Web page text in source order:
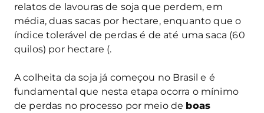
relatos de lavouras de soja que perdem, em
média, duas sacas por hectare, enquanto que o
índice tolerável de perdas é de até uma saca (60
quilos) por hectare (.
A colheita da soja já começou no Brasil e é
fundamental que nesta etapa ocorra o mínimo
de perdas no processo por meio de boas